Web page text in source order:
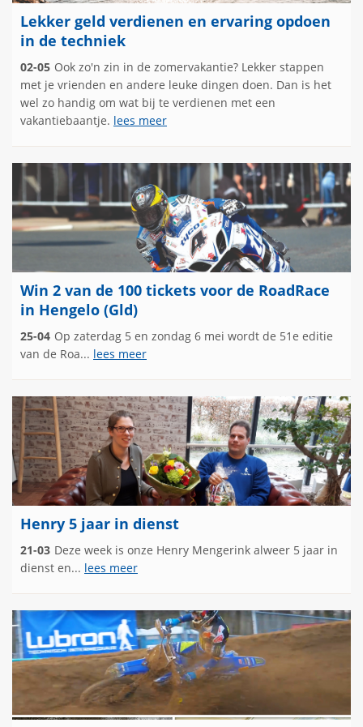
Lekker geld verdienen en ervaring opdoen
in de techniek
02-05 Ook zo'n zin in de zomervakantie? Lekker stappen
met je vrienden en andere leuke dingen doen. Dan is het
wel zo handig om wat bij te verdienen met een
vakantiebaantje. lees meer
Win 2 van de 100 tickets voor de RoadRace
in Hengelo (Gld)
25-04 Op zaterdag 5 en zondag 6 mei wordt de 51e editie
van de Roa... lees meer
Henry 5 jaar in dienst
21-03 Deze week is onze Henry Mengerink alweer 5 jaar in
dienst en... lees meer